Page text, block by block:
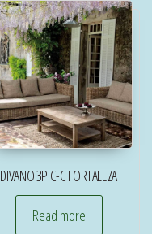
DIVANO 3P C-C FORTALEZA
Read more